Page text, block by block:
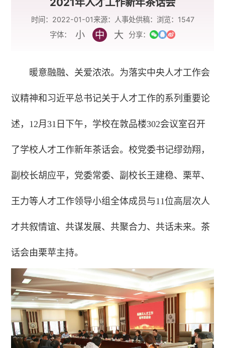
时间：2022-01-01来源：人事处供稿： 浏览： 1547
字体：
小 中 大 分享：
暖意融融、关爱浓浓。为落实中央人才工作会
议精神和习近平总书记关于人才工作的系列重要论
述，12月31日下午，学校在敦品楼302会议室召开
了学校人才工作新年茶话会。校党委书记缪劲翔，
副校长胡应平，党委常委、副校长王建稳、栗苹、
王力等人才工作领导小组全体成员与11位高层次人
才共叙情谊、共谋发展、共聚合力、共话未来。茶
话会由栗苹主持。